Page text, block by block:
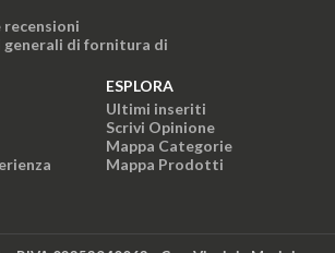
recensioni
generali di fornitura di
ESPLORA
Ultimi inseriti
Scrivi Opinione
Mappa Categorie
Mappa Prodotti